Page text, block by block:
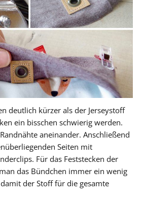
deutlich kürzer als der Jerseystoff
ein bisschen schwierig werden.
aneinander. Anschließend
Seiten mit
Für das Feststecken der
das Bündchen immer ein wenig
der Stoff für die gesamte